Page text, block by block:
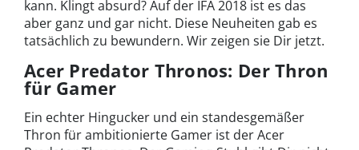
kann. Klingt absurd? Auf der IFA 2018 ist es das
aber ganz und gar nicht. Diese Neuheiten gab es
tatsächlich zu bewundern. Wir zeigen sie Dir jetzt.
Acer Predator Thronos: Der Thron
für Gamer
Ein echter Hingucker und ein standesgemäßer
Thron für ambitionierte Gamer ist der Acer